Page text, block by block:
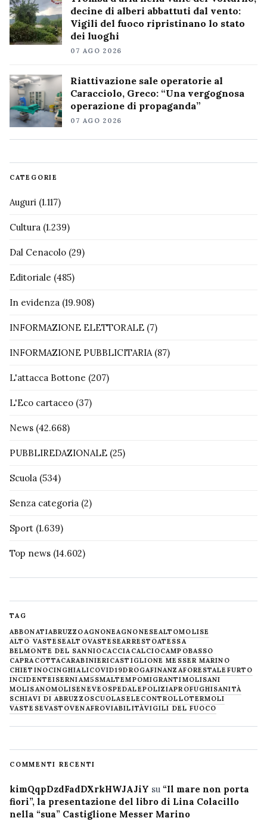
decine di alberi abbattuti dal vento:
Vigili del fuoco ripristinano lo stato
dei luoghi
07 AGO 2026
Riattivazione sale operatorie al
Caracciolo, Greco: “Una vergognosa
operazione di propaganda”
07 AGO 2026
CATEGORIE
Auguri (1.117)
Cultura (1.239)
Dal Cenacolo (29)
Editoriale (485)
In evidenza (19.908)
INFORMAZIONE ELETTORALE (7)
INFORMAZIONE PUBBLICITARIA(87)
L'attacca Bottone (207)
L'Eco cartaceo (37)
News (42.668)
PUBBLIREDAZIONALE (25)
Scuola (534)
Senza categoria (2)
Sport (1.639)
Top news (14.602)
TAG
ABBONATIABRUZZOAGNONEAGNONESEALTOMOLISE
ALTO VASTESEALTOVASTESEARRESTOATESSA
BELMONTE DEL SANNIOCACCIACALCIOCAMPOBASSO
CAPRACOTTACARABINIERICASTIGLIONE MESSER MARINO
CHIETINOCINGHIALICOVID19DROGAFINANZAFORESTALE FURTO
INCIDENTEISERNIAM5SMALTEMPOMIGRANTIMOLISANI
MOLISANOMOLISENEVE OSPEDALEPOLIZIAPROFUGHISANITÀ
SCHIAVI DI ABRUZZOSCUOLASELECONTROLLOTERMOLI
VASTESEVASTOVENAFROVIABILITÀVIGILI DEL FUOCO
COMMENTI RECENTI
kimQqpDzdFadDXrkHWJAJiY su “Il mare non porta
fiori”, la presentazione del libro di Lina Colacillo
nella “sua” Castiglione Messer Marino